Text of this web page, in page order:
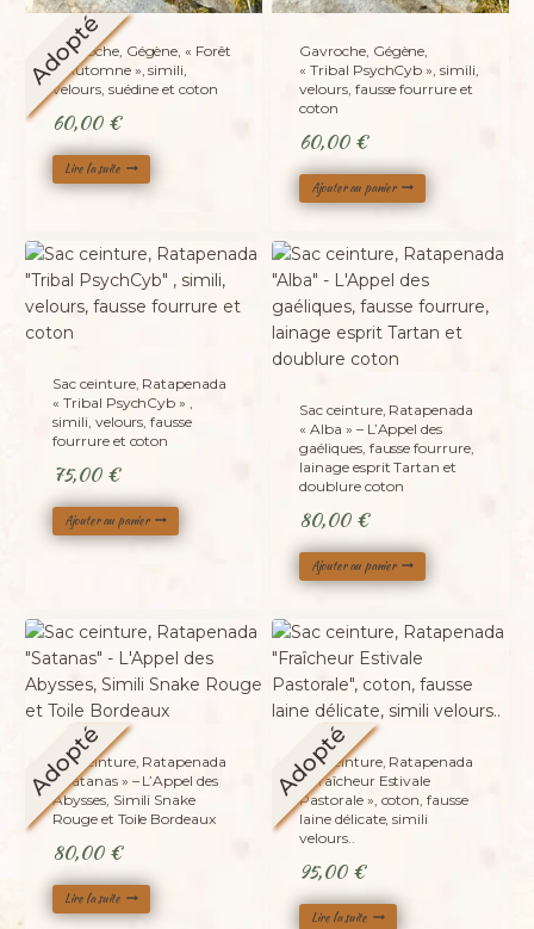
Adopté
Gavroche, Gégène, « Forêt
d’Automne », simili,
velours, suédine et coton
60,00 €
Lire la suite
Gavroche, Gégène,
« Tribal PsychCyb », simili,
velours, fausse fourrure et
coton
60,00 €
Ajouter au panier
Sac ceinture, Ratapenada
« Tribal PsychCyb » ,
simili, velours, fausse
fourrure et coton
75,00 €
Ajouter au panier
Sac ceinture, Ratapenada
« Alba » – L’Appel des
gaéliques, fausse fourrure,
lainage esprit Tartan et
doublure coton
80,00 €
Ajouter au panier
Adopté
Sac ceinture, Ratapenada
« Satanas » – L’Appel des
Abysses, Simili Snake
Rouge et Toile Bordeaux
80,00 €
Lire la suite
Adopté
Sac ceinture, Ratapenada
« Fraîcheur Estivale
Pastorale », coton, fausse
laine délicate, simili
velours..
95,00 €
Lire la suite